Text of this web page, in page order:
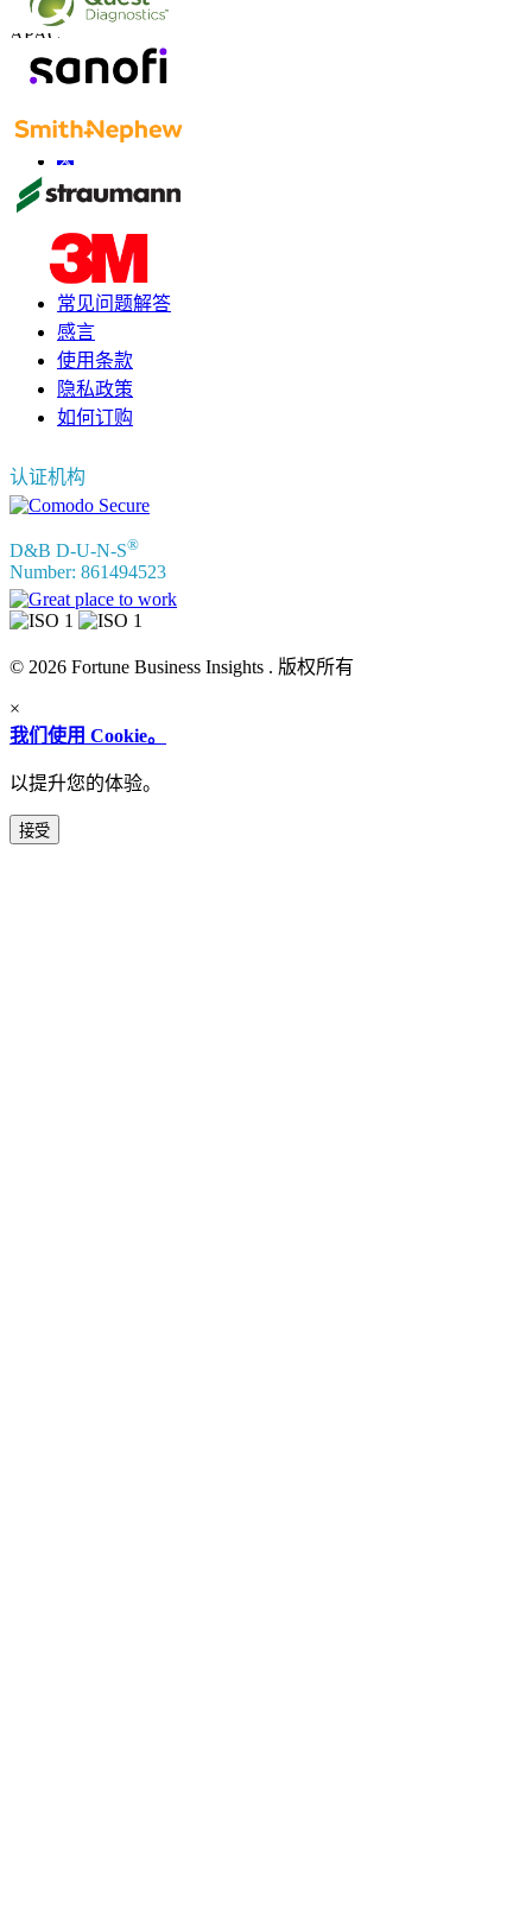
UK+44 808 502 0280 (Toll Free )
APAC
sales@fortunebusinessinsights.com
常见问题解答
感言
使用条款
隐私政策
如何订购
认证机构
D&B D-U-N-S®
Number: 861494523
© 2026 Fortune Business Insights . 版权所有
×
我们使用 Cookie。
以提升您的体验。
接受